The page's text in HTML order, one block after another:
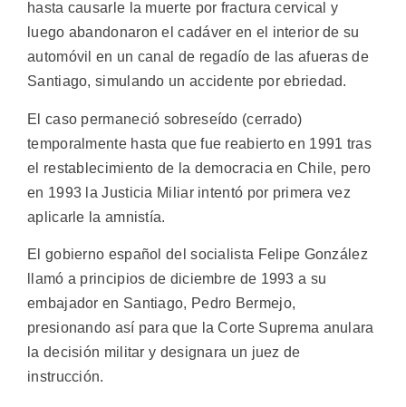
hasta causarle la muerte por fractura cervical y
luego abandonaron el cadáver en el interior de su
automóvil en un canal de regadío de las afueras de
Santiago, simulando un accidente por ebriedad.
El caso permaneció sobreseído (cerrado)
temporalmente hasta que fue reabierto en 1991 tras
el restablecimiento de la democracia en Chile, pero
en 1993 la Justicia Miliar intentó por primera vez
aplicarle la amnistía.
El gobierno español del socialista Felipe González
llamó a principios de diciembre de 1993 a su
embajador en Santiago, Pedro Bermejo,
presionando así para que la Corte Suprema anulara
la decisión militar y designara un juez de
instrucción.